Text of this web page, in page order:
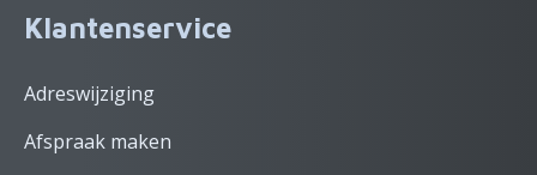
Klantenservice
Adreswijziging
Afspraak maken